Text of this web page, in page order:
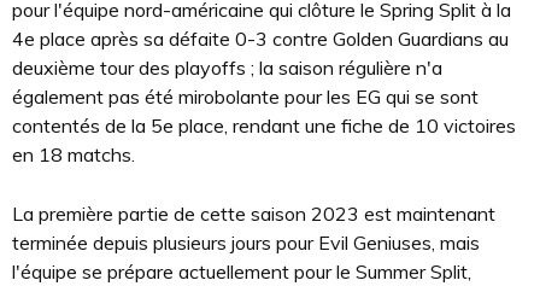
pour l'équipe nord-américaine qui clôture le Spring Split à la
4e place après sa défaite 0-3 contre Golden Guardians au
deuxième tour des playoffs ; la saison régulière n'a
également pas été mirobolante pour les EG qui se sont
contentés de la 5e place, rendant une fiche de 10 victoires
en 18 matchs.
La première partie de cette saison 2023 est maintenant
terminée depuis plusieurs jours pour Evil Geniuses, mais
l'équipe se prépare actuellement pour le Summer Split,